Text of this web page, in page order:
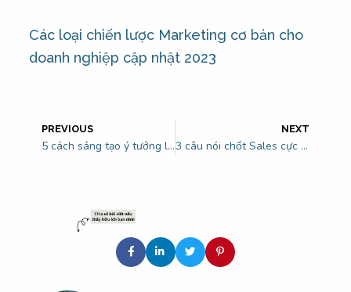
Các loại chiến lược Marketing cơ bản cho
doanh nghiệp cập nhật 2023
PREVIOUS
5 cách sáng tạo ý tưởng liên tục hiệu quả nhất hiện nay
NEXT
3 câu nói chốt Sales cực đỉnh-áp dụng cho mọi ngành nghề